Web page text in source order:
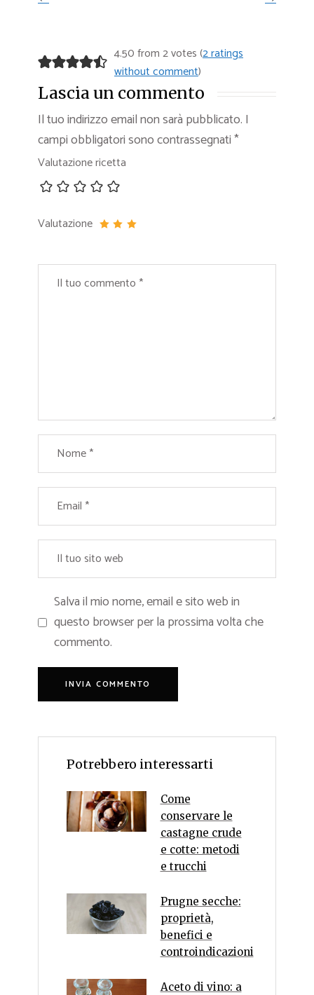
4.50 from 2 votes (2 ratings
without comment)
Lascia un commento
Il tuo indirizzo email non sarà pubblicato. I
campi obbligatori sono contrassegnati*
Valutazione ricetta
Valutazione
Salva il mio nome, email e sito web in
questo browser per la prossima volta che
commento.
Potrebbero interessarti
Come
conservare le
castagne crude
e cotte: metodi
e trucchi
Prugne secche:
proprietà,
benefici e
controindicazioni
Aceto di vino: a